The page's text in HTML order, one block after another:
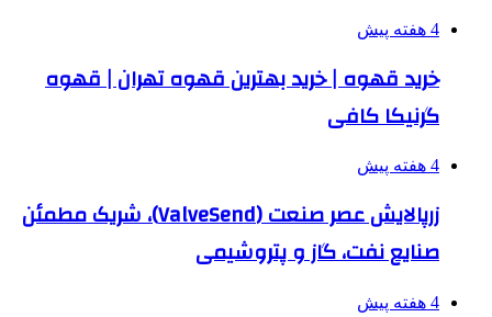
4 هفته پیش
خرید قهوه | خرید بهترین قهوه تهران | قهوه
گرنیکا کافی
4 هفته پیش
زرپالایش عصر صنعت (ValveSend)، شریک مطمئن
صنایع نفت، گاز و پتروشیمی
4 هفته پیش